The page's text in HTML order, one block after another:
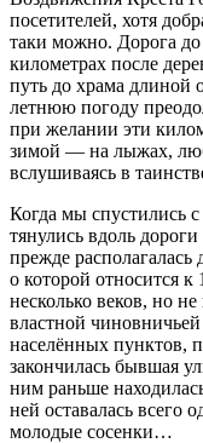
посетителей, хотя
таки можно. Дорога
километрах после
путь до храма длиной
летнюю погоду
при желании эти
зимой — на лыжах,
вслушиваясь в
Когда мы спустились
тянулись вдоль
прежде
о которой относится к
несколько веков, но
властной
населённых пунктов,
закончилась бывшая
ним раньше
ней оставалась всего
молодые сосенки…